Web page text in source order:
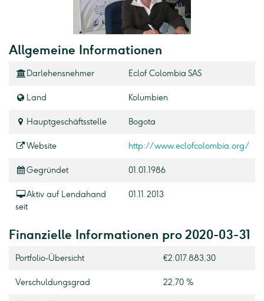
Allgemeine Informationen
Darlehensnehmer Eclof Colombia SAS
Land Kolumbien
Hauptgeschäftsstelle Bogota
Website http://www.eclofcolombia.org/
Gegründet 01.01.1986
Aktiv auf Lendahand
seit
01.11.2013
Finanzielle Informationen pro 2020-03-31
Portfolio-Übersicht €2.017.883,30
Verschuldungsgrad 22,70 %